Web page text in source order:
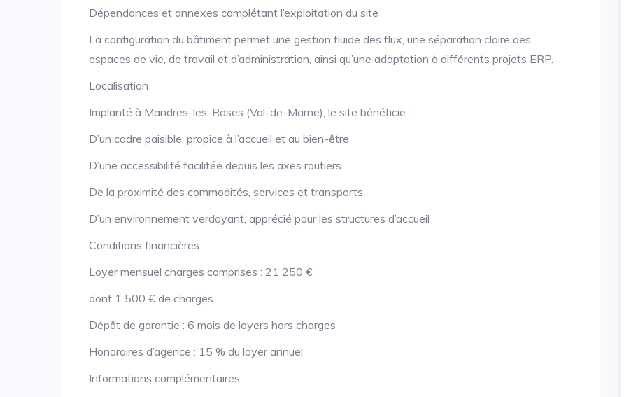
Dépendances et annexes complétant l’exploitation du site
La configuration du bâtiment permet une gestion fluide des flux, une séparation claire des
espaces de vie, de travail et d’administration, ainsi qu’une adaptation à différents projets ERP.
Localisation
Implanté à Mandres-les-Roses (Val-de-Marne), le site bénéficie :
D’un cadre paisible, propice à l’accueil et au bien-être
D’une accessibilité facilitée depuis les axes routiers
De la proximité des commodités, services et transports
D’un environnement verdoyant, apprécié pour les structures d’accueil
Conditions financières
Loyer mensuel charges comprises : 21 250 €
dont 1 500 € de charges
Dépôt de garantie : 6 mois de loyers hors charges
Honoraires d’agence : 15 % du loyer annuel
Informations complémentaires